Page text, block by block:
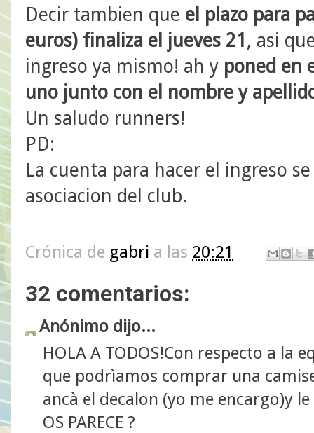
Decir tambien que el plazo para
euros) finaliza el jueves 21 , asi
ingreso ya mismo! ah y poned en
uno junto con el nombre y
Un saludo runners!
PD:
La cuenta para hacer el ingreso
asociacion del club.
Crónica de gabri a las 20:21
32 comentarios:
Anónimo dijo...
HOLA A TODOS!Con respecto a la
que podrìamos comprar una
ancà el decalon (yo me encargo)y
OS PARECE ?